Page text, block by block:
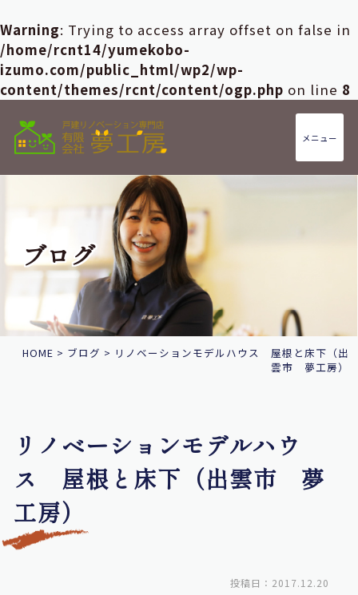
Warning: Trying to access array offset on false in
/home/rcnt14/yumekobo-
izumo.com/public_html/wp2/wp-
content/themes/rcnt/content/ogp.php on line 8
メニュー
ブログ
HOME > ブログ > リノベーションモデルハウス 屋根と床下（出
雲市 夢工房）
リノベーションモデルハウ
ス 屋根と床下（出雲市 夢
工房）
投稿日：2017.12.20